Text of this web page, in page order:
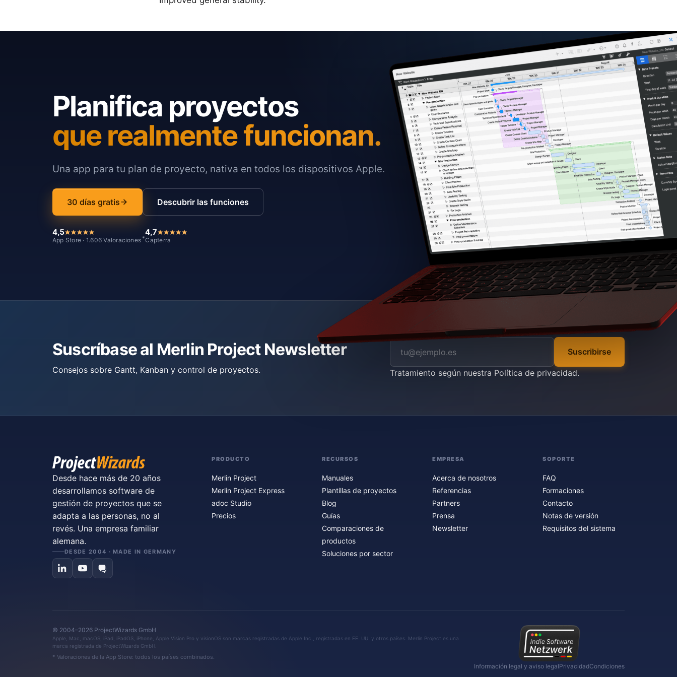
Planifica proyectos
que realmente funcionan.
Una app para tu plan de proyecto, nativa en todos los dispositivos Apple.
30 días gratis Descubrir las funciones
4,5
App Store · 1.606 Valoraciones *
4,7
Capterra
Suscríbase al Merlin Project Newsletter
Consejos sobre Gantt, Kanban y control de proyectos.
Suscribirse
Tratamiento según nuestra Política de privacidad.
Desde hace más de 20 años
desarrollamos software de
gestión de proyectos que se
adapta a las personas, no al
revés. Una empresa familiar
alemana.
DESDE 2004 · MADE IN GERMANY
PRODUCTO
Merlin Project
Merlin Project Express
adoc Studio
Precios
RECURSOS
Manuales
Plantillas de proyectos
Blog
Guías
Comparaciones de
productos
Soluciones por sector
EMPRESA
Acerca de nosotros
Referencias
Partners
Prensa
Newsletter
SOPORTE
FAQ
Formaciones
Contacto
Notas de versión
Requisitos del sistema
© 2004–2026 ProjectWizards GmbH
Apple, Mac, macOS, iPad, iPadOS, iPhone, Apple Vision Pro y visionOS son marcas registradas de Apple Inc., registradas en EE. UU. y otros países. Merlin Project es una
marca registrada de ProjectWizards GmbH.
* Valoraciones de la App Store: todos los países combinados.
Información legal y aviso legalPrivacidadCondiciones